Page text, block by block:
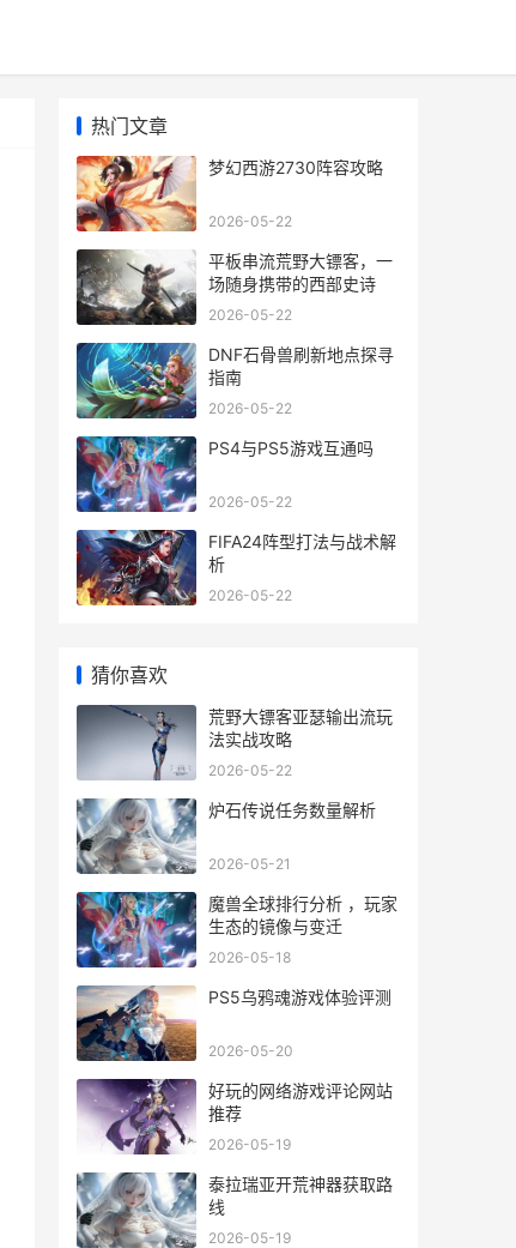
热门文章
梦幻西游2730阵容攻略
2026-05-22
平板串流荒野大镖客，一
场随身携带的西部史诗
2026-05-22
DNF石骨兽刷新地点探寻
指南
2026-05-22
PS4与PS5游戏互通吗
2026-05-22
FIFA24阵型打法与战术解
析
2026-05-22
猜你喜欢
荒野大镖客亚瑟输出流玩
法实战攻略
2026-05-22
炉石传说任务数量解析
2026-05-21
魔兽全球排行分析 ，玩家
生态的镜像与变迁
2026-05-18
PS5乌鸦魂游戏体验评测
2026-05-20
好玩的网络游戏评论网站
推荐
2026-05-19
泰拉瑞亚开荒神器获取路
线
2026-05-19